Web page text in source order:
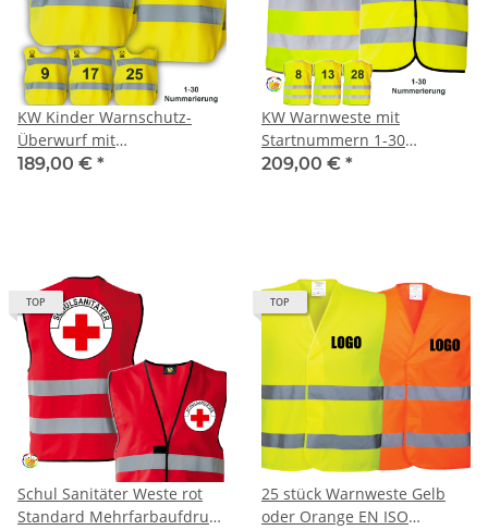
KW Kinder Warnschutz-
Überwurf mit
Startnummern 1-30
189,00 € *
KW Warnweste mit
Startnummern 1-30
Fahrradtraining Fahrrad
209,00 € *
TOP
Schul Sanitäter Weste rot
Standard Mehrfarbaufdruck
TOP
25 stück Warnweste Gelb
oder Orange EN ISO